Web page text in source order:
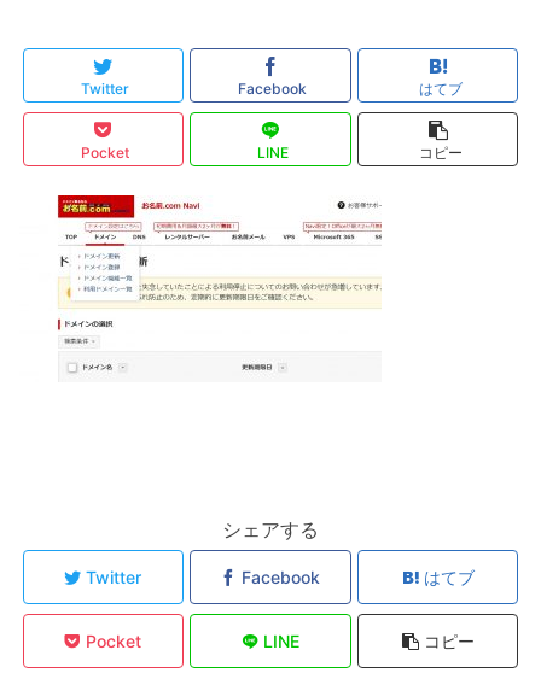
Twitter Facebook はてブ
Pocket LINE コピー
シェアする
Twitter Facebook はてブ
Pocket LINE コピー